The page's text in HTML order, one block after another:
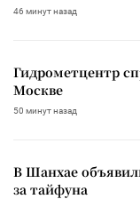
46 минут назад
Гидрометцентр
Москве
50 минут назад
В Шанхае
за тайфуна